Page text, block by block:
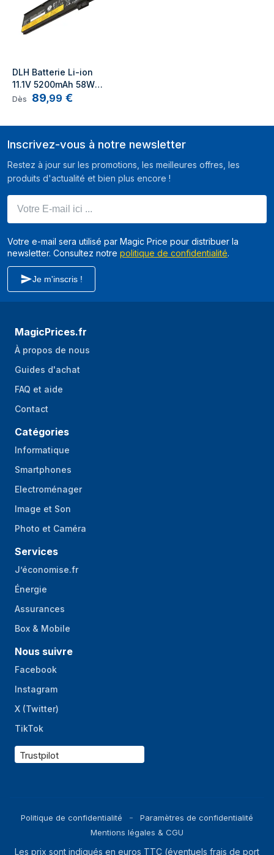
DLH Batterie Li-ion
11.1V 5200mAh 58Wh
- 68+ / 45N1124 /
45N1127 / 45N1128 /
45N1133 / 45N1135 /
45N1735 / 45N1767
Dès 89,99 €
Inscrivez-vous à notre newsletter
Restez à jour sur les promotions, les meilleures offres, les
produits d'actualité et bien plus encore !
Votre e-mail sera utilisé par Magic Price pour distribuer la
newsletter. Consultez notre politique de confidentialité.
Je m'inscris !
MagicPrices.fr
À propos de nous
Guides d'achat
FAQ et aide
Contact
Catégories
Informatique
Smartphones
Electroménager
Image et Son
Photo et Caméra
Services
J’économise.fr
Énergie
Assurances
Box & Mobile
Nous suivre
Facebook
Instagram
X (Twitter)
TikTok
Trustpilot
Politique de confidentialité
Paramètres de confidentialité
Mentions légales & CGU
Les prix sont indiqués en euros TTC (éventuels frais de port